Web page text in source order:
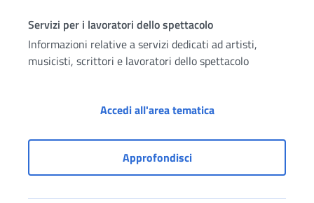
Servizi per i lavoratori dello spettacolo
Informazioni relative a servizi dedicati ad artisti,
musicisti, scrittori e lavoratori dello spettacolo
Accedi all'area tematicaServizi per i
ApprofondisciServizi per i lavoratori